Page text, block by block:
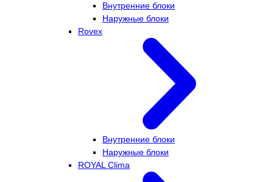
Внутренние блоки
Наружные блоки
Rovex
Внутренние блоки
Наружные блоки
ROYAL Clima